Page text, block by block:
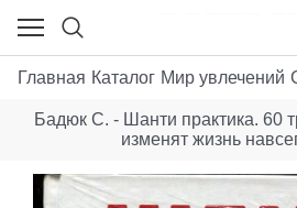
Главная Каталог Мир увлечений
Бадюк С. - Шанти практика. 60
изменят жизнь